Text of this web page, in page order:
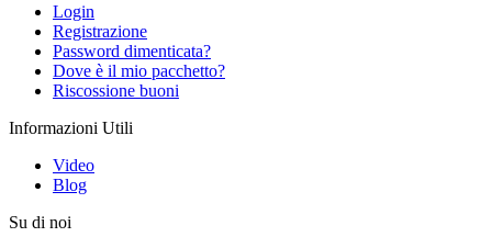
Login
Registrazione
Password dimenticata?
Dove è il mio pacchetto?
Riscossione buoni
Informazioni Utili
Video
Blog
Su di noi